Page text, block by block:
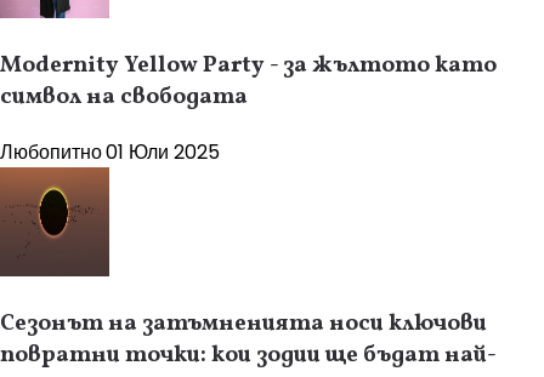
Modernity Yellow Party - за жълтото като
символ на свободата
Любопитно01 Юли 2025
Сезонът на затъмненията носи ключови
повратни точки: кои зодии ще бъдат най-